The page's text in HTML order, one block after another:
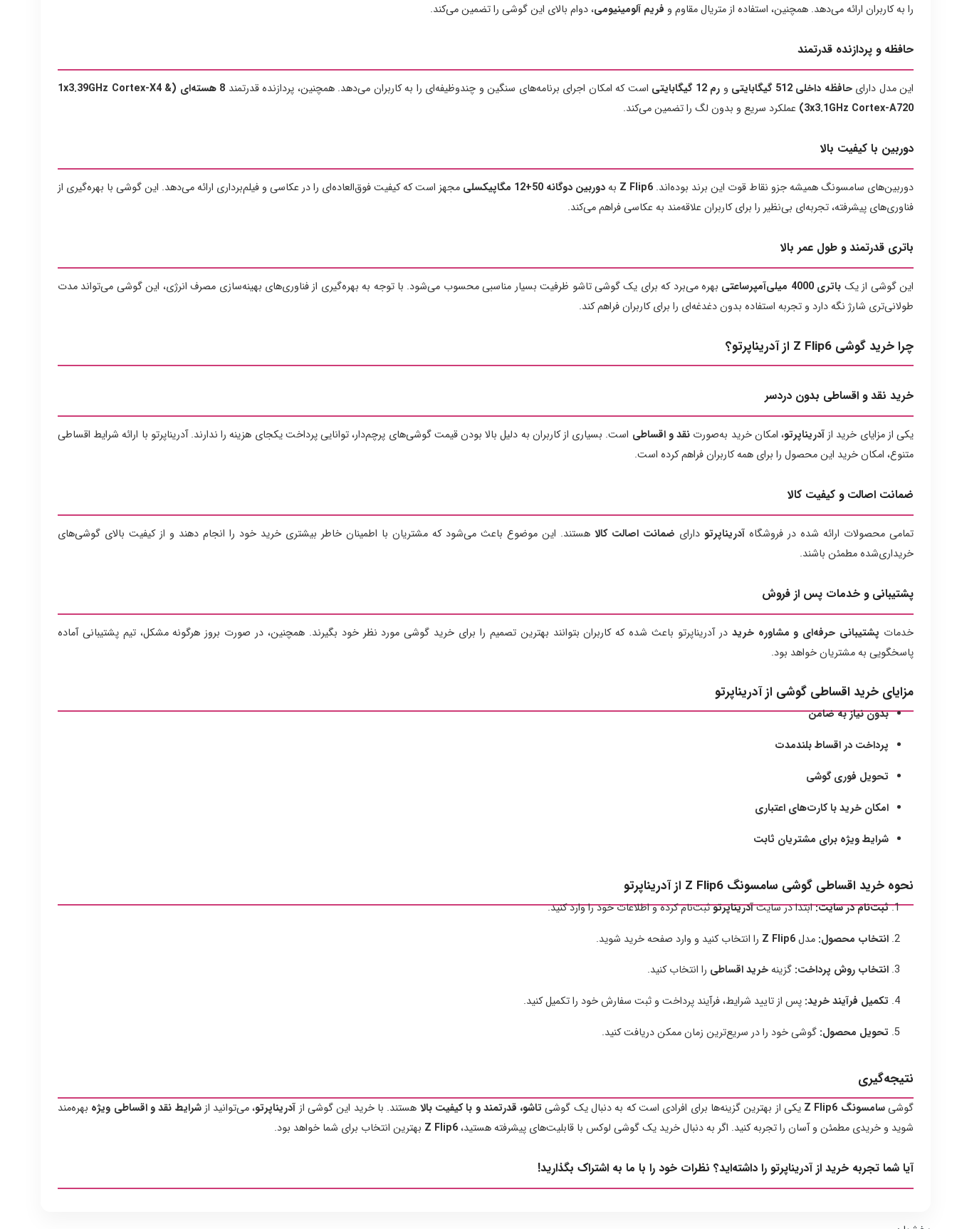
را به کاربران ارائه می‌دهد. همچنین، استفاده از متریال مقاوم و فریم آلومینیومی، دوام بالای این گوشی را تضمین می‌کند.
حافظه و پردازنده قدرتمند
این مدل دارایحافظه داخلی 512 گیگابایتی و رم 12 گیگابایتی است که امکان اجرای برنامه‌های سنگین و چندوظیفه‌ای را به کاربران می‌دهد. همچنین، پردازنده قدرتمند
8 هسته‌ای (1x3.39GHz Cortex-X4 &
3x3.1GHz Cortex-A720) عملکرد سریع و بدون لگ را تضمین می‌کند.
دوربین با کیفیت بالا
دوربین‌های سامسونگ همیشه جزو نقاط قوت این برند بوده‌اند. Z Flip6 بهدوربین دوگانه 50+12 مگاپیکسلی
مجهز است که کیفیت فوق‌العاده‌ای را در عکاسی و فیلم‌برداری ارائه می‌دهد. این گوشی با بهره‌گیری از
فناوری‌های پیشرفته، تجربه‌ای بی‌نظیر را برای کاربران علاقه‌مند به عکاسی فراهم می‌کند.
باتری قدرتمند و طول عمر بالا
این گوشی از یک باتری 4000 میلی‌آمپرساعتی
بهره می‌برد که برای یک گوشی تاشو ظرفیت بسیار مناسبی محسوب می‌شود. با توجه به بهره‌گیری از فناوری‌های بهینه‌سازی مصرف انرژی، این گوشی می‌تواند مدت
طولانی‌تری شارژ نگه دارد و تجربه استفاده بدون دغدغه‌ای را برای کاربران فراهم کند.
چرا خرید گوشی Z Flip6 از آدریناپرتو؟
خرید نقد و اقساطی بدون دردسر
یکی از مزایای خرید ازآدریناپرتو، امکان خرید به‌صورت نقد و اقساطی است. بسیاری از کاربران به دلیل بالا بودن قیمت گوشی‌های پرچم‌دار، توانایی پرداخت یکجای هزینه را ندارند. آدریناپرتو با ارائه شرایط اقساطی
متنوع، امکان خرید این محصول را برای همه کاربران فراهم کرده است.
ضمانت اصالت و کیفیت کالا
تمامی محصولات ارائه شده در فروشگاه آدریناپرتو دارای ضمانت اصالت کالا هستند. این موضوع باعث می‌شود که مشتریان با اطمینان خاطر بیشتری خرید خود را انجام دهند و از کیفیت بالای گوشی‌های
خریداری‌شده مطمئن باشند.
پشتیبانی و خدمات پس از فروش
خدمات پشتیبانی حرفه‌ای و مشاوره خرید در آدریناپرتو باعث شده که کاربران بتوانند بهترین تصمیم را برای خرید گوشی مورد نظر خود بگیرند. همچنین، در صورت بروز هرگونه مشکل، تیم پشتیبانی آماده
پاسخگویی به مشتریان خواهد بود.
مزایای خرید اقساطی گوشی از آدریناپرتو
بدون نیاز به ضامن
پرداخت در اقساط بلندمدت
تحویل فوری گوشی
امکان خرید با کارت‌های اعتباری
شرایط ویژه برای مشتریان ثابت
نحوه خرید اقساطی گوشی سامسونگ Z Flip6 از آدریناپرتو
ثبت‌نام در سایت:ابتدا در سایتآدریناپرتوثبت‌نام کرده و اطلاعات خود را وارد کنید.
انتخاب محصول: مدلZ Flip6 را انتخاب کنید و وارد صفحه خرید شوید.
انتخاب روش پرداخت: گزینهخرید اقساطی را انتخاب کنید.
تکمیل فرآیند خرید: پس از تایید شرایط، فرآیند پرداخت و ثبت سفارش خود را تکمیل کنید.
تحویل محصول: گوشی خود را در سریع‌ترین زمان ممکن دریافت کنید.
نتیجه‌گیری
گوشیسامسونگ Z Flip6 یکی از بهترین گزینه‌ها برای افرادی است که به دنبال یک گوشی تاشو، قدرتمند و با کیفیت بالا هستند. با خرید این گوشی از آدریناپرتو، می‌توانید ازشرایط نقد و اقساطی ویژه بهره‌مند
شوید و خریدی مطمئن و آسان را تجربه کنید. اگر به دنبال خرید یک گوشی لوکس با قابلیت‌های پیشرفته هستید،Z Flip6 بهترین انتخاب برای شما خواهد بود.
آیا شما تجربه خرید از آدریناپرتو را داشته‌اید؟ نظرات خود را با ما به اشتراک بگذارید!